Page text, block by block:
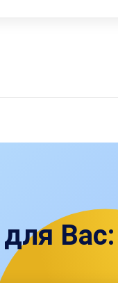
Вас: